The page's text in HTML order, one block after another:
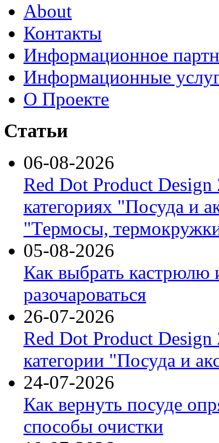
About
Контакты
Информационное
Информационные
О Проекте
Статьи
06-08-2026
Red Dot Product Design
категориях "Посуда и
"Термосы,
05-08-2026
Как выбрать кастрюлю
разочароваться
26-07-2026
Red Dot Product Design
категории "Посуда и
24-07-2026
Как вернуть посуде
способы очистки